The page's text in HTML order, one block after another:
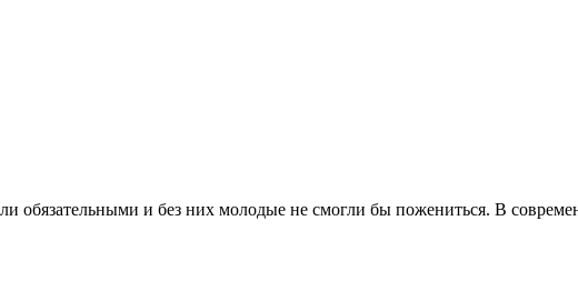
обязательными и без них молодые не смогли бы пожениться. В